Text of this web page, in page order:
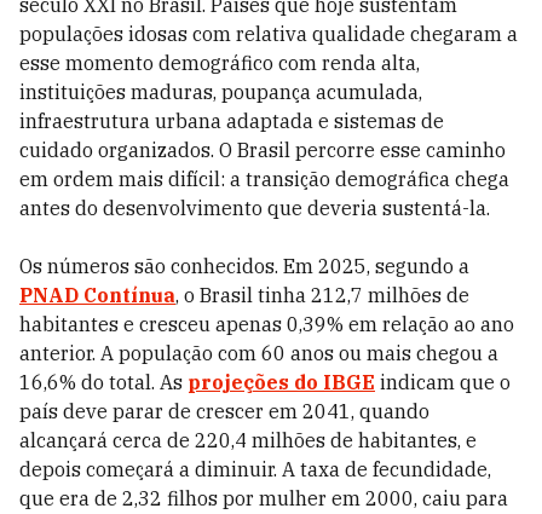
século XXI no Brasil. Países que hoje sustentam
populações idosas com relativa qualidade chegaram a
esse momento demográfico com renda alta,
instituições maduras, poupança acumulada,
infraestrutura urbana adaptada e sistemas de
cuidado organizados. O Brasil percorre esse caminho
em ordem mais difícil: a transição demográfica chega
antes do desenvolvimento que deveria sustentá-la.
Os números são conhecidos. Em 2025, segundo a
PNAD Contínua, o Brasil tinha 212,7 milhões de
habitantes e cresceu apenas 0,39% em relação ao ano
anterior. A população com 60 anos ou mais chegou a
16,6% do total. As projeções do IBGE indicam que o
país deve parar de crescer em 2041, quando
alcançará cerca de 220,4 milhões de habitantes, e
depois começará a diminuir. A taxa de fecundidade,
que era de 2,32 filhos por mulher em 2000, caiu para